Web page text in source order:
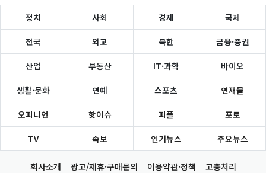
정치 사회 경제 국제
전국 외교 북한 금융·증권
산업 부동산 IT·과학 바이오
생활·문화 연예 스포츠 연재물
오피니언 핫이슈 피플 포토
TV 속보 인기뉴스 주요뉴스
회사소개 광고/제휴·구매문의 이용약관·정책 고충처리